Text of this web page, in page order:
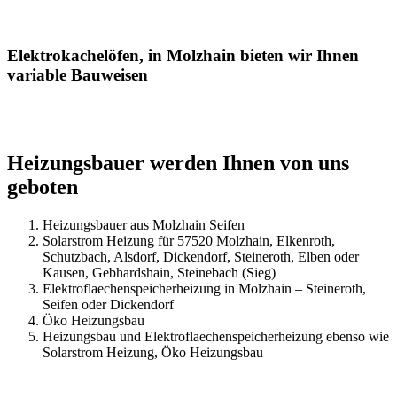
Elektrokachelöfen, in Molzhain bieten wir Ihnen
variable Bauweisen
Heizungsbauer werden Ihnen von uns
geboten
Heizungsbauer aus Molzhain Seifen
Solarstrom Heizung für 57520 Molzhain, Elkenroth,
Schutzbach, Alsdorf, Dickendorf, Steineroth, Elben oder
Kausen, Gebhardshain, Steinebach (Sieg)
Elektroflaechenspeicherheizung in Molzhain – Steineroth,
Seifen oder Dickendorf
Öko Heizungsbau
Heizungsbau und Elektroflaechenspeicherheizung ebenso wie
Solarstrom Heizung, Öko Heizungsbau